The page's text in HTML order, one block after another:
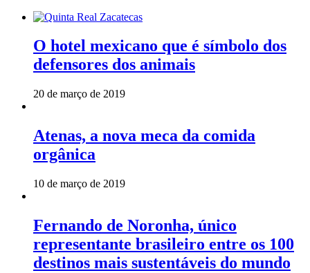
O hotel mexicano que é símbolo dos
defensores dos animais
20 de março de 2019
Atenas, a nova meca da comida
orgânica
10 de março de 2019
Fernando de Noronha, único
representante brasileiro entre os 100
destinos mais sustentáveis do mundo